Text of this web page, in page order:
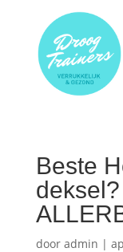
Beste
door admin |